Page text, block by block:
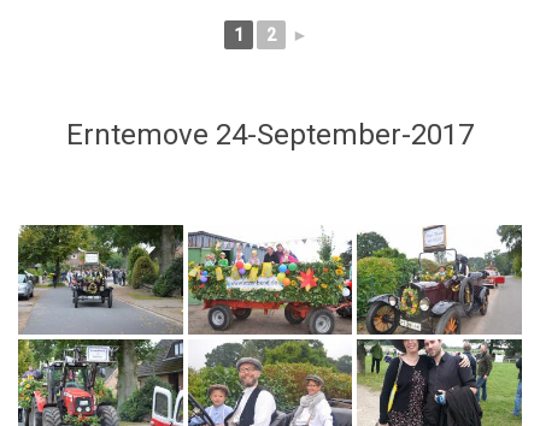
1 2 ►
Erntemove 24-September-2017